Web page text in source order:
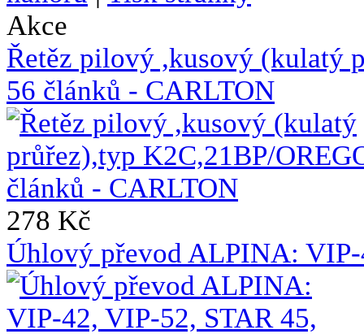
Akce
Řetěz pilový ,kusový (kulatý
56 článků - CARLTON
278 Kč
Úhlový převod ALPINA: